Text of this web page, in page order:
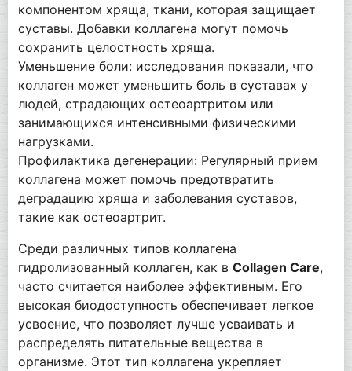
компонентом хряща, ткани, которая защищает
суставы. Добавки коллагена могут помочь
сохранить целостность хряща.
Уменьшение боли: исследования показали, что
коллаген может уменьшить боль в суставах у
людей, страдающих остеоартритом или
занимающихся интенсивными физическими
нагрузками.
Профилактика дегенерации: Регулярный прием
коллагена может помочь предотвратить
деградацию хряща и заболевания суставов,
такие как остеоартрит.
Среди различных типов коллагена
гидролизованный коллаген, как в Collagen Care,
часто считается наиболее эффективным. Его
высокая биодоступность обеспечивает легкое
усвоение, что позволяет лучше усваивать и
распределять питательные вещества в
организме. Этот тип коллагена укрепляет